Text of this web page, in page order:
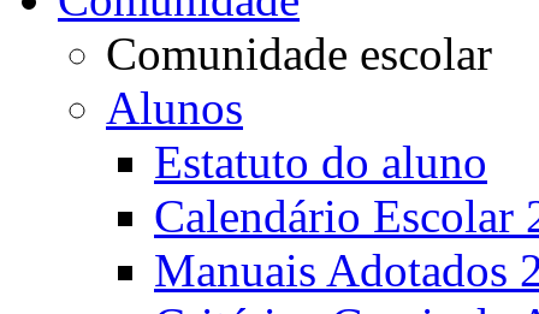
Comunidade escolar
Alunos
Estatuto do aluno
Calendário Escolar
Manuais Adotados